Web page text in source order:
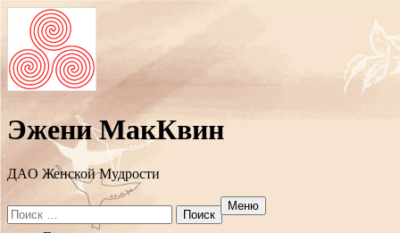
Эжени МакКвин
ДAO Женской Мудрости
Search
for:
Меню